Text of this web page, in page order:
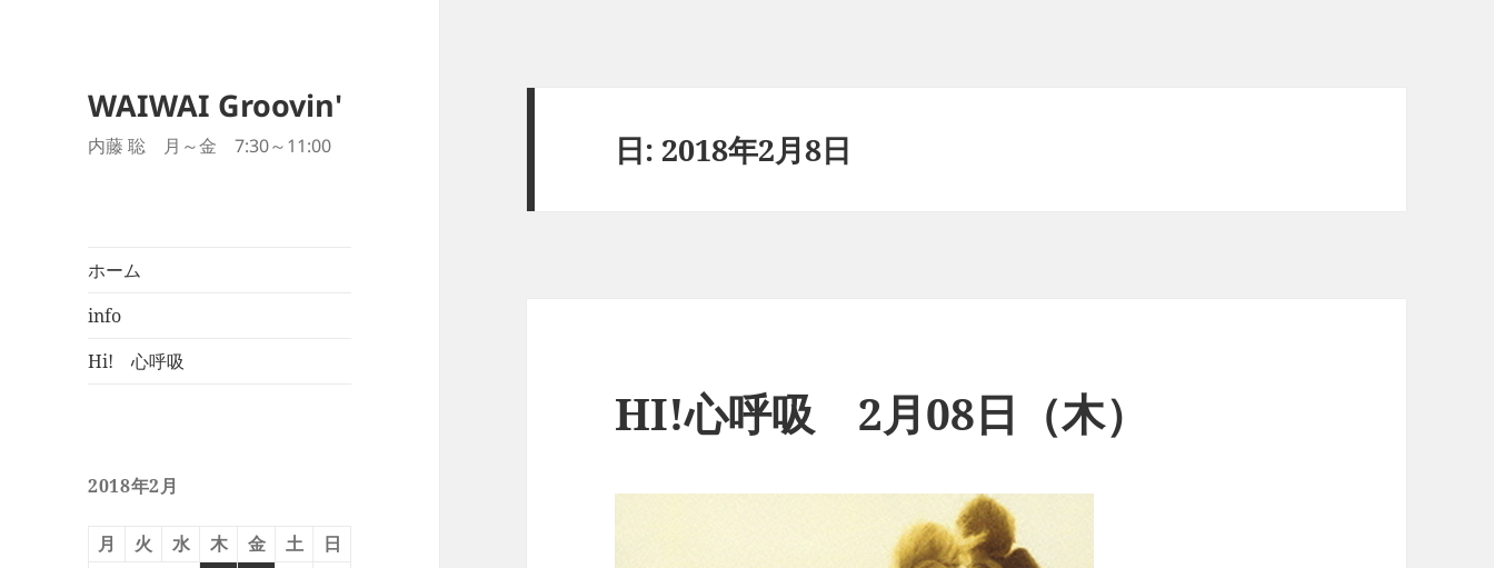
WAIWAI Groovin'
内藤 聡 月～金 7:30～11:00
ホーム
info
Hi! 心呼吸
2018年2月
月 火 水 木 金 土
日
日: 2018年2月8日
HI!心呼吸 2月08日（木）